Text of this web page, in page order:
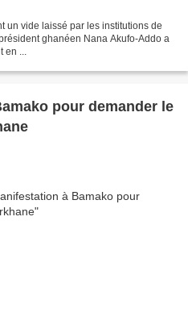
un vide laissé par les institutions de
ghanéen Nana Akufo-Addo a
en ...
pour demander le